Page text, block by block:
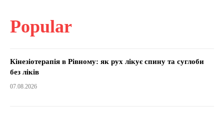
Popular
Кінезіотерапія в Рівному: як рух лікує спину та суглоби
без ліків
07.08.2026